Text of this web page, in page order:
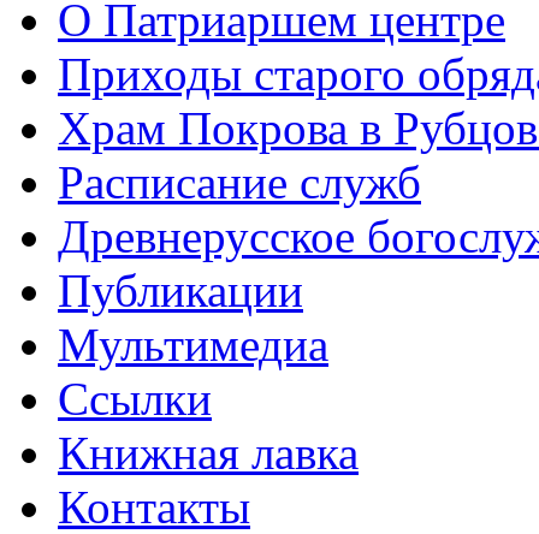
О Патриаршем центре
Приходы старого
Храм Покрова в
Расписание служб
Древнерусское
Публикации
Мультимедиа
Ссылки
Книжная лавка
Контакты